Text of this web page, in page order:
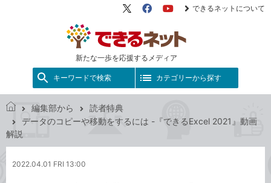
新たな一歩を応援するメディア
X（旧
FacebookYouTube
できるネットについて
キーワードで検索 カテゴリーから探す
で
き
ッ
編集部から
読者特典
データのコピーや移動をするには -『できるExcel 2021』動画
解説
2022.04.01 FRI 13:00